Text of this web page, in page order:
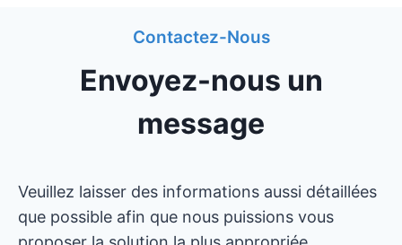
Contactez-Nous
Envoyez-nous un
message
Veuillez laisser des informations aussi détaillées
que possible afin que nous puissions vous